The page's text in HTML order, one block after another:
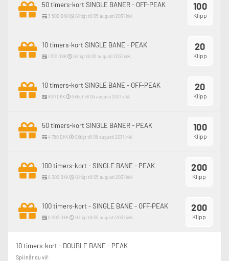
100
Klipp
50 timers-kort SINGLE BANER - OFF-PEAK
3 500 DKK Giltigt till 05 augusti 2031 inkl.
20
Klipp
10 timers-kort SINGLE BANE - PEAK
1 150 DKK Giltigt till 05 augusti 2031 inkl.
20
Klipp
10 timers-kort SINGLE BANE - OFF-PEAK
800 DKK Giltigt till 05 augusti 2031 inkl.
100
Klipp
50 timers-kort SINGLE BANER - PEAK
4 750 DKK Giltigt till 05 augusti 2031 inkl.
200
Klipp
100 timers-kort - SINGLE BANE - PEAK
8 300 DKK Giltigt till 05 augusti 2031 inkl.
200
Klipp
100 timers-kort - SINGLE BANE - OFF-PEAK
6 000 DKK Giltigt till 05 augusti 2031 inkl.
10 timers-kort - DOUBLE BANE - PEAK
Spil når du vil!